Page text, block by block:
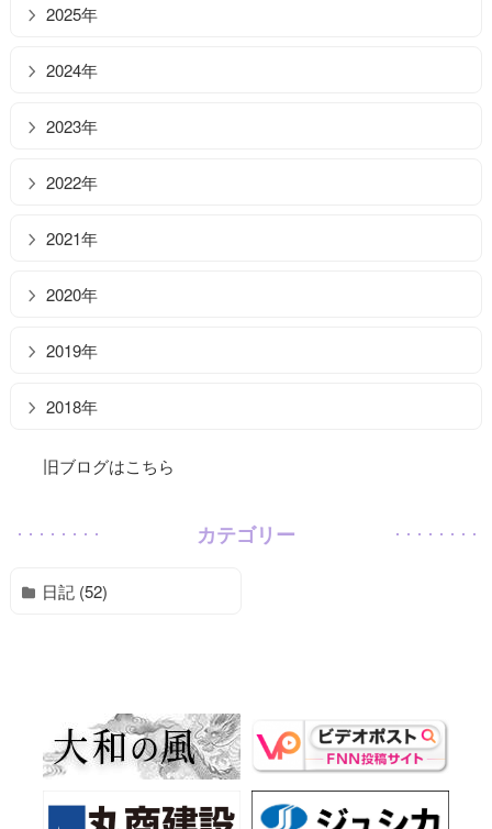
2025年
2024年
2023年
2022年
2021年
2020年
2019年
2018年
旧ブログはこちら
カテゴリー
日記 (52)